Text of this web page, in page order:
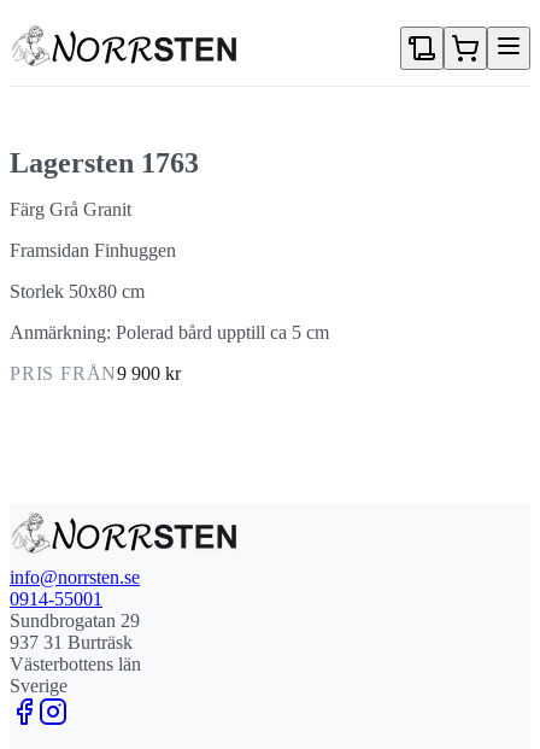
Lagersten 1763
Färg Grå Granit
Framsidan Finhuggen
Storlek 50x80 cm
Anmärkning: Polerad bård upptill ca 5 cm
PRIS FRÅN9 900 kr
info@norrsten.se
0914-55001
Sundbrogatan 29
937 31 Burträsk
Västerbottens län
Sverige